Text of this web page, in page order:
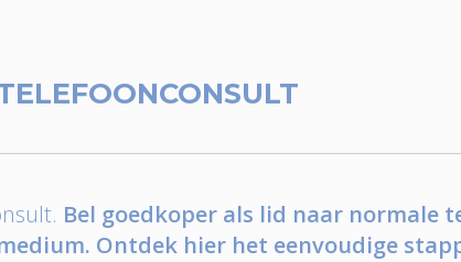
Bel goedkoper als lid naar normale
Ontdek hier het eenvoudige